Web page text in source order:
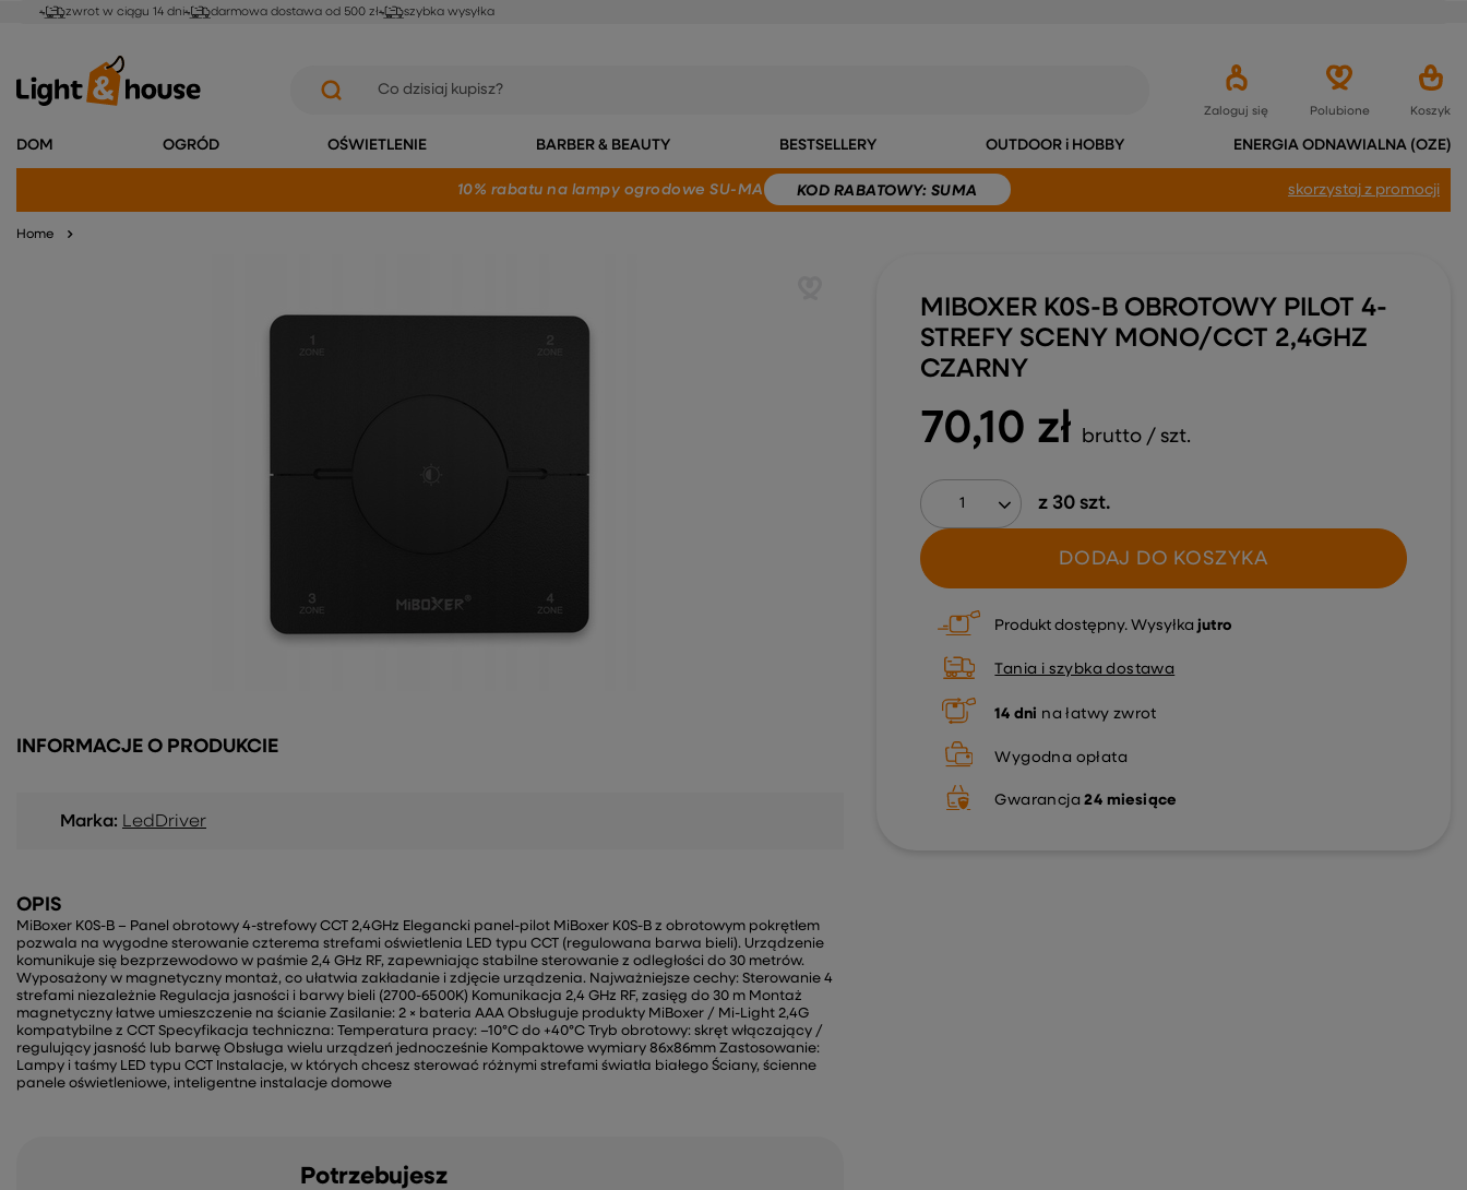
zwrot w ciągu 14 dni darmowa dostawa od 500 zł szybka wysyłka
Zaloguj się Polubione Koszyk
DOM OGRÓD OŚWIETLENIE BARBER & BEAUTY BESTSELLERY OUTDOOR i HOBBY ENERGIA ODNAWIALNA (OZE)
10% rabatu na lampy ogrodowe SU-MA KOD RABATOWY: SUMA skorzystaj z promocji
Home
70,10 zł brutto / szt.
z 30szt.
DODAJ DO KOSZYKA
MIBOXER K0S-B OBROTOWY PILOT 4-
STREFY SCENY MONO/CCT 2,4GHZ
CZARNY
Produkt dostępny Wysyłka jutro
Tania i szybka dostawa
14 dni na łatwy zwrot
Wygodna opłata
Gwarancja 24 miesiące
INFORMACJE O PRODUKCIE
Marka: LedDriver
OPIS
MiBoxer K0S-B – Panel obrotowy 4-strefowy CCT 2,4GHz Elegancki panel-pilot MiBoxer K0S-B z obrotowym pokrętłem
pozwala na wygodne sterowanie czterema strefami oświetlenia LED typu CCT (regulowana barwa bieli). Urządzenie
komunikuje się bezprzewodowo w paśmie 2,4 GHz RF, zapewniając stabilne sterowanie z odległości do 30 metrów.
Wyposażony w magnetyczny montaż, co ułatwia zakładanie i zdjęcie urządzenia. Najważniejsze cechy: Sterowanie 4
strefami niezależnie Regulacja jasności i barwy bieli (2700-6500K) Komunikacja 2,4 GHz RF, zasięg do 30 m Montaż
magnetyczny łatwe umieszczenie na ścianie Zasilanie: 2 × bateria AAA Obsługuje produkty MiBoxer / Mi-Light 2,4G
kompatybilne z CCT Specyfikacja techniczna: Temperatura pracy: –10°C do +40°C Tryb obrotowy: skręt włączający /
regulujący jasność lub barwę Obsługa wielu urządzeń jednocześnie Kompaktowe wymiary 86x86mm Zastosowanie:
Lampy i taśmy LED typu CCT Instalacje, w których chcesz sterować różnymi strefami światła białego Ściany, ścienne
panele oświetleniowe, inteligentne instalacje domowe
Potrzebujesz